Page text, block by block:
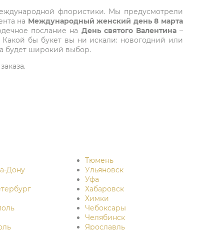
флористики. Мы предусмотрели
на Международный женский день 8 марта
послание на День святого Валентина–
бы букет вы ни искали: новогодний или
будет широкий выбор.
Дону
Тюмень
Ульяновск
Уфа
Хабаровск
Химки
Чебоксары
Челябинск
Ярославль